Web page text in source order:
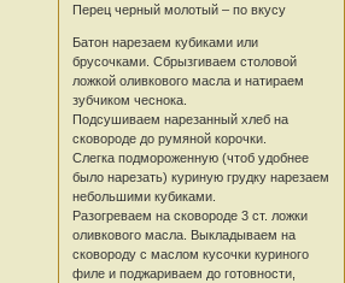
Перец черный молотый – по вкусу
Батон нарезаем кубиками или
брусочками. Сбрызгиваем столовой
ложкой оливкового масла и натираем
зубчиком чеснока.
Подсушиваем нарезанный хлеб на
сковороде до румяной корочки.
Слегка подмороженную (чтоб удобнее
было нарезать) куриную грудку нарезаем
небольшими кубиками.
Разогреваем на сковороде 3 ст. ложки
оливкового масла. Выкладываем на
сковороду с маслом кусочки куриного
филе и поджариваем до готовности,